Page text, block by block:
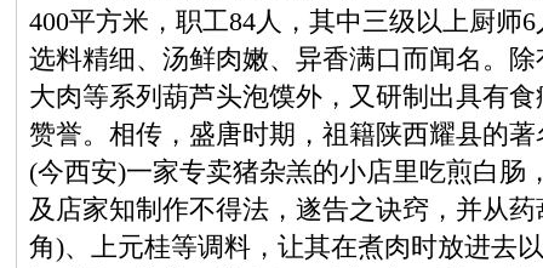
400平方米，职工84人，其中三级以上厨师
选料精细、汤鲜肉嫩、异香满口而闻名。
大肉等系列葫芦头泡馍外，又研制出具有
赞誉。相传，盛唐时期，祖籍陕西耀县的
(今西安)一家专卖猪杂羔的小店里吃煎白肠
及店家知制作不得法，遂告之诀窍，并从
角)、上元桂等调料，让其在煮肉时放进去